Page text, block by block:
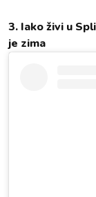
3. Iako živi u
je zima